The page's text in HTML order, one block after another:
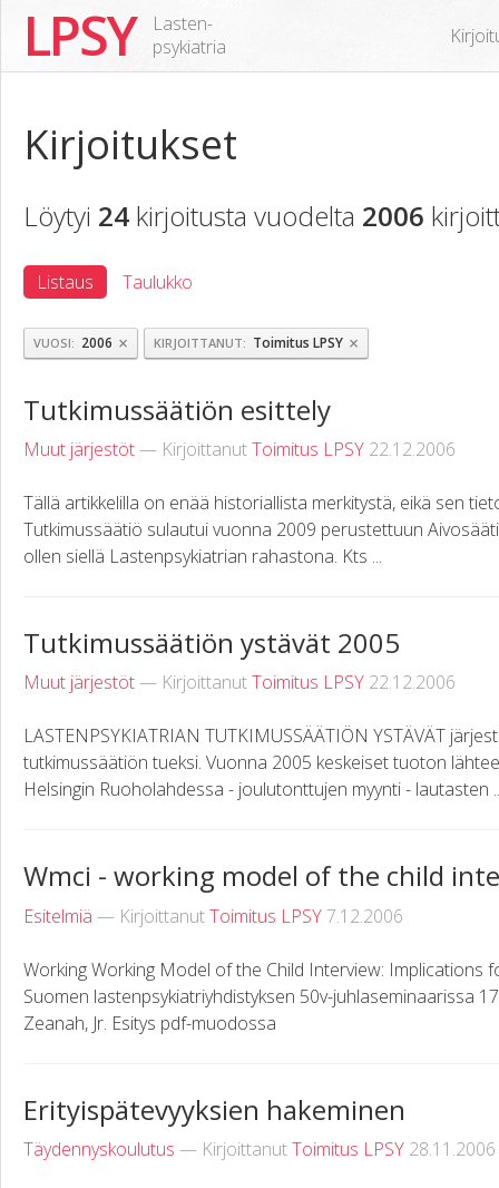
LPSY
Lasten-
psykiatria
Kirjoitukset
Löytyi 24 kirjoitusta vuodelta 2006
Listaus Taulukko
VUOSI 2006 × KIRJOITTANUT Toimitus LPSY ×
Tutkimussäätiön esittely
Muut järjestöt— KirjoittanutToimitus LPSY 22.12.2006
Tällä artikkelilla on enää historiallista merkitystä, eikä sen
Tutkimussäätiö sulautui vuonna 2009 perustettuun
ollen siellä Lastenpsykiatrian rahastona. Kts ...
Tutkimussäätiön ystävät 2005
Muut järjestöt— KirjoittanutToimitus LPSY 22.12.2006
LASTENPSYKIATRIAN TUTKIMUSSÄÄTIÖN YSTÄVÄT
tutkimussäätiön tueksi. Vuonna 2005 keskeiset tuoton
Helsingin Ruoholahdessa - joulutonttujen myynti - lautasten
Wmci - working model of the child
Esitelmiä — KirjoittanutToimitus LPSY7.12.2006
Working Working Model of the Child Interview: Implications
Suomen lastenpsykiatriyhdistyksen 50v-juhlaseminaarissa
Zeanah, Jr. Esitys pdf-muodossa
Erityispätevyyksien hakeminen
Täydennyskoulutus — KirjoittanutToimitus LPSY 28.11.2006